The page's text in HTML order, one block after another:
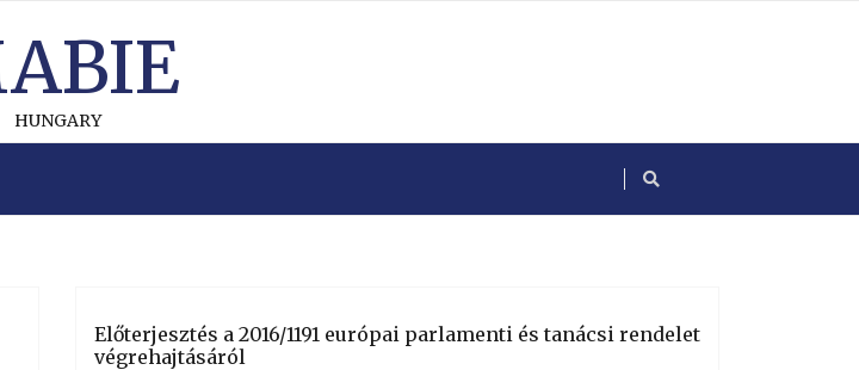
HUNGARY
Előterjesztés a 2016/1191 európai parlamenti és tanácsi rendelet
végrehajtásáról